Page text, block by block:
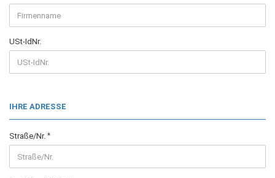
USt-IdNr.
IHRE ADRESSE
Straße/Nr.